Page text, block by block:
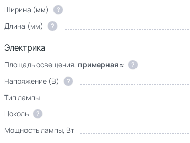
Ширина (мм)
?
Длина (мм)
?
Электрика
Площадь освещения, примерная ≈ ?
Напряжение (В)
?
Тип лампы
Цоколь
?
Мощность лампы, Вт